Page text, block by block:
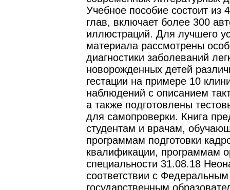
Учебное пособие состоит из
глав, включает более 300
иллюстраций. Для лучшего
материала рассмотрены
диагностики заболеваний
новорожденных детей
гестации на примере 10
наблюдений с описанием
а также подготовлены
для самопроверки. Книга
студентам и врачам,
программам подготовки
квалификации, программам
специальности 31.08.18
соответствии с Федеральным
государственным